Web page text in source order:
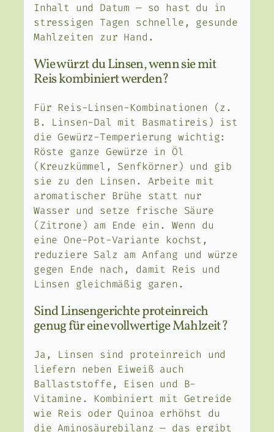
Inhalt und Datum — so hast du in
stressigen Tagen schnelle, gesunde
Mahlzeiten zur Hand.
Wie würzt du Linsen, wenn sie mit
Reis kombiniert werden?
Für Reis-Linsen-Kombinationen (z.
B. Linsen-Dal mit Basmatireis) ist
die Gewürz-Temperierung wichtig:
Röste ganze Gewürze in Öl
(Kreuzkümmel, Senfkörner) und gib
sie zu den Linsen. Arbeite mit
aromatischer Brühe statt nur
Wasser und setze frische Säure
(Zitrone) am Ende ein. Wenn du
eine One-Pot-Variante kochst,
reduziere Salz am Anfang und würze
gegen Ende nach, damit Reis und
Linsen gleichmäßig garen.
Sind Linsengerichte proteinreich
genug für eine vollwertige Mahlzeit?
Ja, Linsen sind proteinreich und
liefern neben Eiweiß auch
Ballaststoffe, Eisen und B-
Vitamine. Kombiniert mit Getreide
wie Reis oder Quinoa erhöhst du
die Aminosäurebilanz — das ergibt